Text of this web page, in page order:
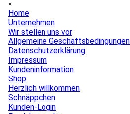
×
Home
Unternehmen
Wir stellen uns vor
Allgemeine Geschäftsbedingungen
Datenschutzerklärung
Impressum
Kundeninformation
Shop
Herzlich willkommen
Schnäppchen
Kunden-Login